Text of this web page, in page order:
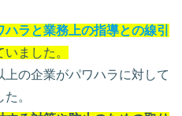
ハラと業務上の指導との線引
ました。
の企業がパワハラに対して
。